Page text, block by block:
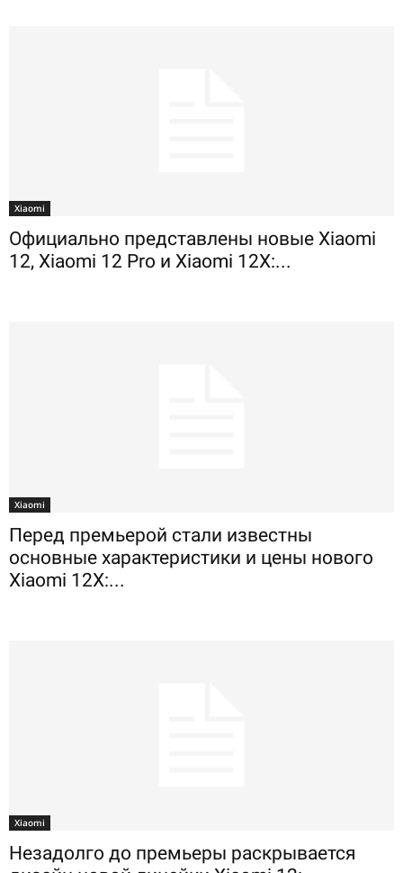
Xiaomi
Официально представлены новые Xiaomi
12, Xiaomi 12 Pro и Xiaomi 12X:...
Xiaomi
Перед премьерой стали известны
основные характеристики и цены нового
Xiaomi 12X:...
Xiaomi
Незадолго до премьеры раскрывается